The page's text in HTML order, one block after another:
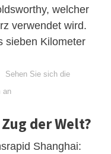
welcher
verwendet wird.
sieben Kilometer
Sehen Sie sich die
an
der Welt?
Shanghai: